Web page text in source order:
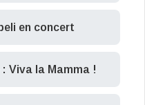
en concert
: Viva la Mamma !